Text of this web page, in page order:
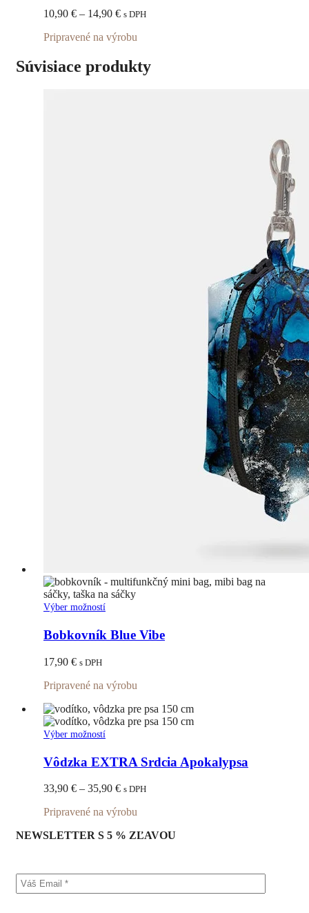
variantov.
Možnosti
môžete
na
10,90 € – 14,90 €Price
10,90 €
14,90 €
s DPH
Pripravené na výrobu
Súvisiace produkty
Výber možnostíTento
má
viacero
si
môžete
vybrať
na
stránke
produktu.
Bobkovník Blue Vibe
17,90 € s DPH
Pripravené na výrobu
Výber možnostíTento
má
viacero
variantov.
Možnosti
si
môžete
vybrať
Vôdzka EXTRA Srdcia Apokalypsa
33,90 € – 35,90 €Price
33,90 €
35,90 €
s DPH
Pripravené na výrobu
NEWSLETTER S 5 % ZĽAVOU